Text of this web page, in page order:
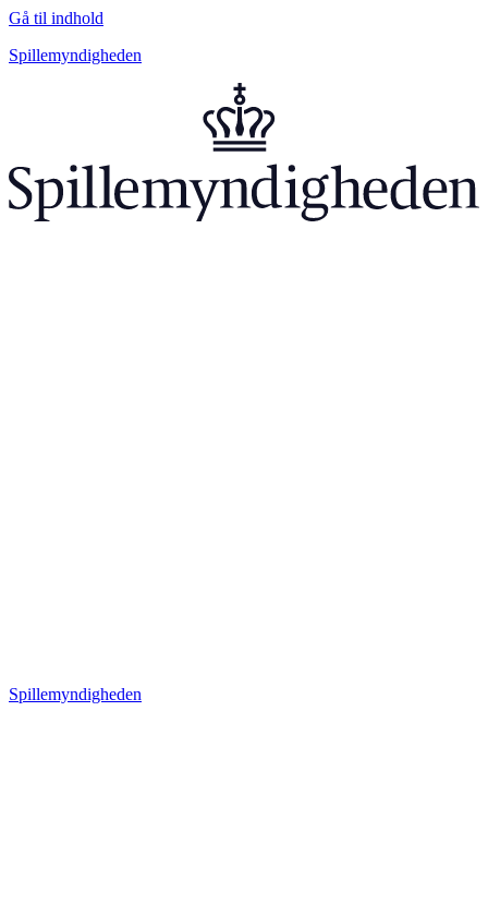
Gå til indhold
Spillemyndigheden
Spillemyndigheden